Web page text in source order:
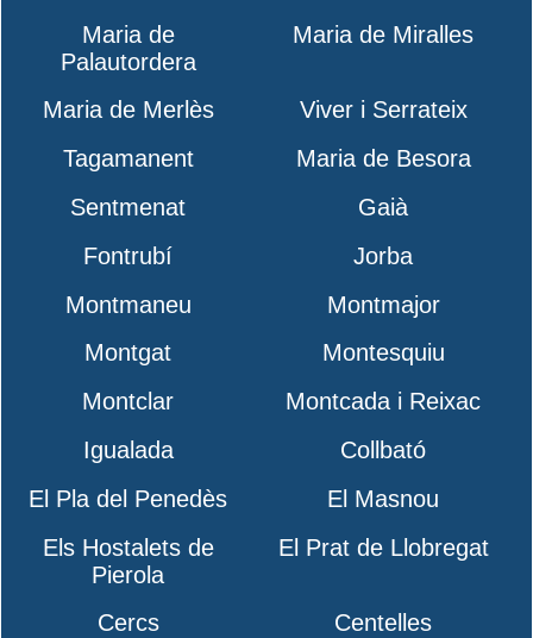
Maria de
Palautordera
Maria de Miralles
Maria de Merlès
Viver i Serrateix
Tagamanent
Maria de Besora
Sentmenat
Gaià
Fontrubí
Jorba
Montmaneu
Montmajor
Montgat
Montesquiu
Montclar
Montcada i Reixac
Igualada
Collbató
El Pla del Penedès
El Masnou
Els Hostalets de
Pierola
El Prat de Llobregat
Cercs
Centelles